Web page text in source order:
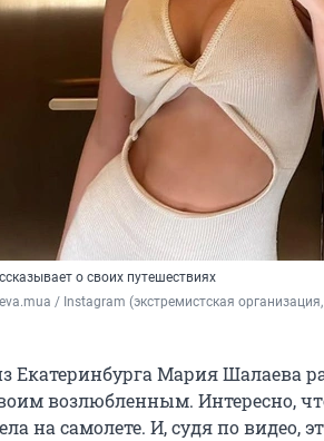
о своих путешествиях
/ Instagram (экстремистская
Екатеринбурга Мария Шалаева
возлюбленным. Интересно,
на самолете. И, судя по видео,